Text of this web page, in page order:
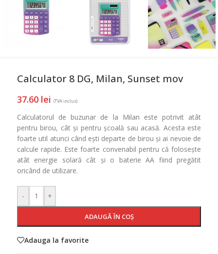
Calculator 8 DG, Milan, Sunset mov
37.60 lei (TVA inclus)
Calculatorul de buzunar de la Milan este potrivit atât
pentru birou, cât și pentru școală sau acasă. Acesta este
foarte util atunci când ești departe de birou și ai nevoie de
calcule rapide. Este foarte convenabil pentru că folosește
atât energie solară cât și o baterie AA fiind pregătit
oricând de utilizare.
- +
ADAUGĂ ÎN COȘ
Adauga la favorite